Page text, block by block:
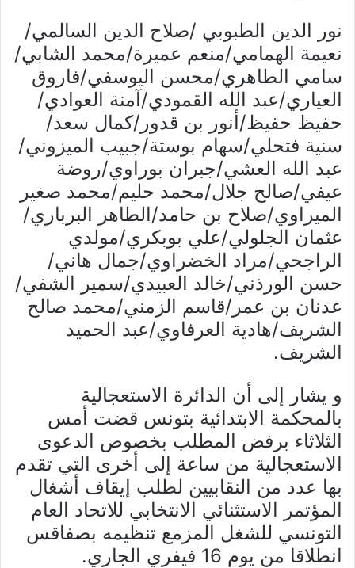
نور الدين الطبوبي /صلاح الدين السالمي/
نعيمة الهمامي/منعم عميرة/محمد الشابي/
سامي الطاهري/محسن اليوسفي/فاروق
العياري/عبد الله القمودي/آمنة العوادي/
حفيظ حفيظ/أنور بن قدور/كمال سعد/
سنية فتحلي/سهام بوستة/جبيب الميزوني/
عبد الله العشي/جبران بوراوي/روضة
عيفي/صالح جلال/محمد حليم/محمد صغير
الميراوي/صلاح بن حامد/الطاهر البرباري/
عثمان الجلولي/علي بوبكري/مولدي
الراجحي/مراد الخضراوي/جمال هاني/
حسن الورذني/خالد العبيدي/سمير الشفي/
عدنان بن عمر/قاسم الزمني/محمد صالح
الشريف/هادية العرفاوي/عبد الحميد
الشريف.
و يشار إلى أن الدائرة الاستعجالية
بالمحكمة الابتدائية بتونس قضت أمس
الثلاثاء برفض المطلب بخصوص الدعوى
الاستعجالية من ساعة إلى أخرى التي تقدم
بها عدد من النقابيين لطلب إيقاف أشغال
المؤتمر الاستثنائي الانتخابي للاتحاد العام
التونسي للشغل المزمع تنظيمه بصفاقس
انطلاقا من يوم 16 فيفري الجاري.